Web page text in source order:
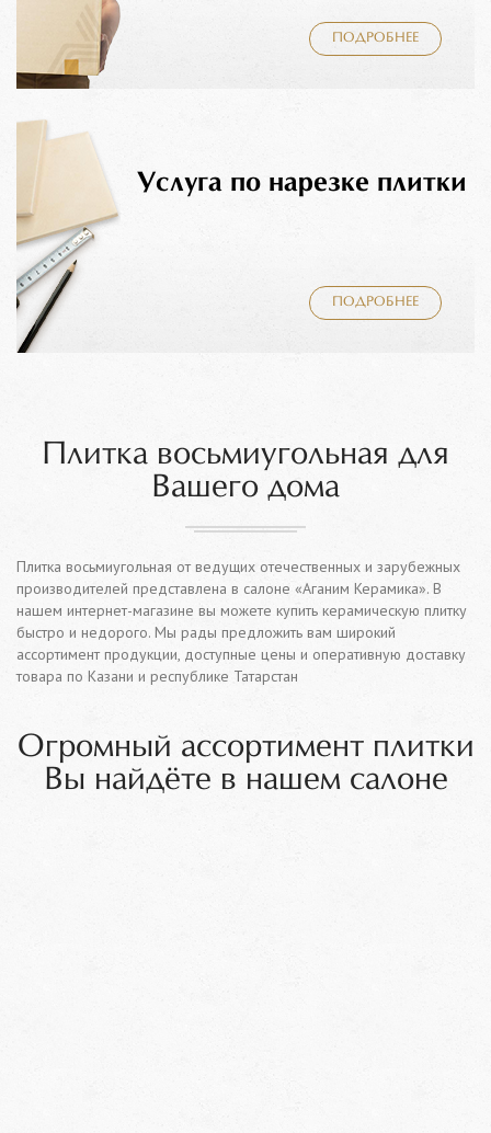
ПОДРОБНЕЕ
Услуга по нарезке плитки
ПОДРОБНЕЕ
Плитка восьмиугольная для
Вашего дома
Плитка восьмиугольная от ведущих отечественных и зарубежных
производителей представлена в салоне «Аганим Керамика». В
нашем интернет-магазине вы можете купить керамическую плитку
быстро и недорого. Мы рады предложить вам широкий
ассортимент продукции, доступные цены и оперативную доставку
товара по Казани и республике Татарстан
Огромный ассортимент плитки
Вы найдёте в нашем салоне